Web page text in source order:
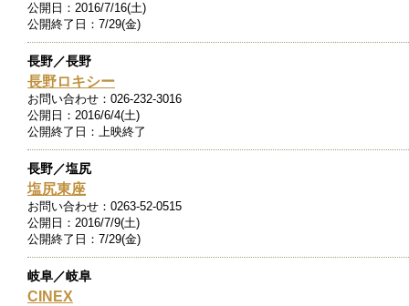
公開日： 2016/7/16(土)
公開終了日： 7/29(金)
長野／長野
長野ロキシー
お問い合わせ： 026-232-3016
公開日： 2016/6/4(土)
公開終了日： 上映終了
長野／塩尻
塩尻東座
お問い合わせ： 0263-52-0515
公開日： 2016/7/9(土)
公開終了日： 7/29(金)
岐阜／岐阜
CINEX